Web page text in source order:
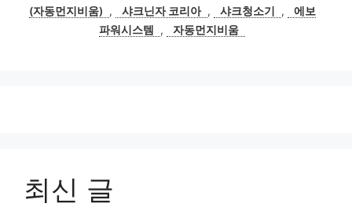
(자동먼지비움)
, 샤크닌자 코리아 , 샤크청소기 ,
에보
파워시스템
, 자동먼지비움
최신 글